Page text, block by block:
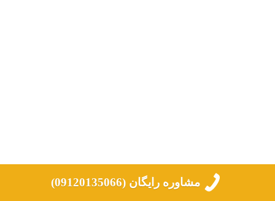
مشاوره رایگان (09120135066)